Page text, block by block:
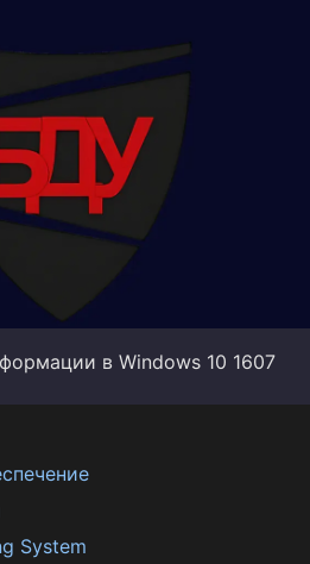
в Windows 10 1607
System